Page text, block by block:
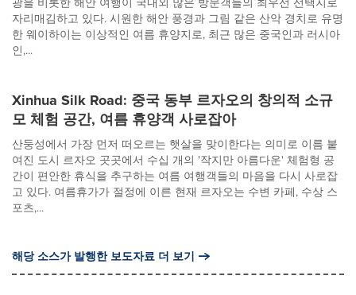
자리매김하고 있다. 시원한 해안 풍경과 그림 같은 산악 경치로 유명
한 웨이하이는 이상적인 여름 휴양지로, 최근 많은 중국인과 러시아
인,...
Xinhua Silk Road: 중국 동부 르자오의 창의적 소규
모 체험 공간, 여름 휴양객 사로잡아
산둥성에서 가장 먼저 떠오르는 햇살을 맞이한다는 의미로 이름 붙
여진 도시 르자오 곳곳에서 수십 개의 '작지만 아름다운' 체험형 공
간이 편안한 휴식을 추구하는 여름 여행객들의 마음을 다시 사로잡
고 있다. 여름휴가가 절정에 이른 현재 르자오는 수변 카페, 수상 스
포츠,...
해당 소스가 발행한 보도자료 더 보기